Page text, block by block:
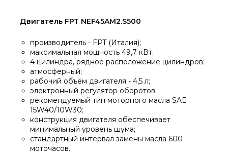
Двигатель FPT NEF45AM2.S500
производитель - FPT (Италия);
максимальная мощность 49,7 кВт;
4 цилиндра, рядное расположение цилиндров;
атмосферный;
рабочий объём двигателя - 4,5 л;
электронный регулятор оборотов;
рекомендуемый тип моторного масла SAE
15W40/10W30;
конструкция двигателя обеспечивает
минимальный уровень шума;
стандартный интервал замены масла 600
моточасов.